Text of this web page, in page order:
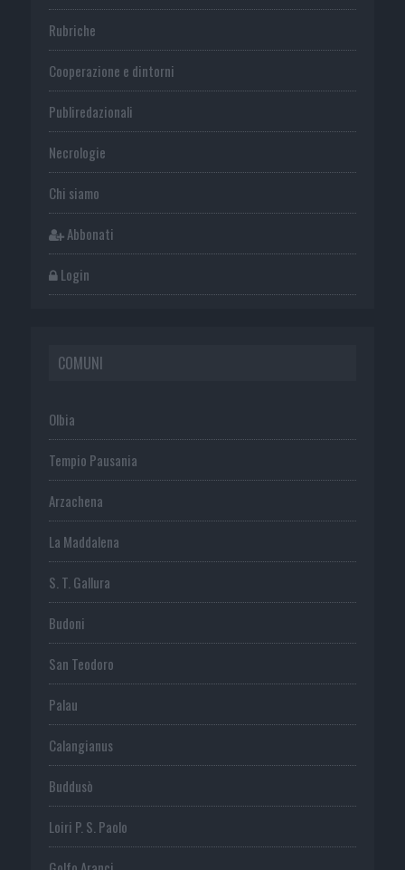
Rubriche
Cooperazione e dintorni
Publiredazionali
Necrologie
Chi siamo
Abbonati
Login
COMUNI
Olbia
Tempio Pausania
Arzachena
La Maddalena
S. T. Gallura
Budoni
San Teodoro
Palau
Calangianus
Buddusò
Loiri P. S. Paolo